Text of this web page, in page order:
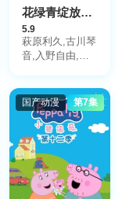
花绿青绽放之日
5.9
萩原利久,古川琴
音,入野自由,冈
国产动漫 第7集